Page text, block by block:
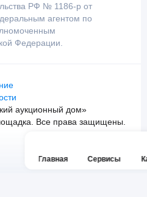
Главная Сервисы
РФ № 1186-р от
агентом по
Федерации.
аукционный дом»
Все права защищены.